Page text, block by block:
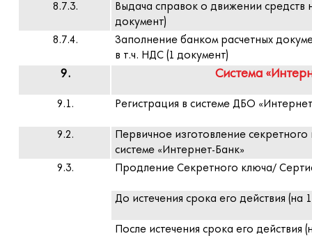
8.7.3.
Выдача справок о движении средств
документ)
8.7.4.
Заполнение банком расчетных
в т.ч. НДС (1 документ)
9. Система
9.1. Регистрация в системе ДБО
9.2.
Первичное изготовление
системе «Интернет-Банк»
9.3.
Продление Секретного ключа/
До истечения срока его действия (на
После истечения срока его действия